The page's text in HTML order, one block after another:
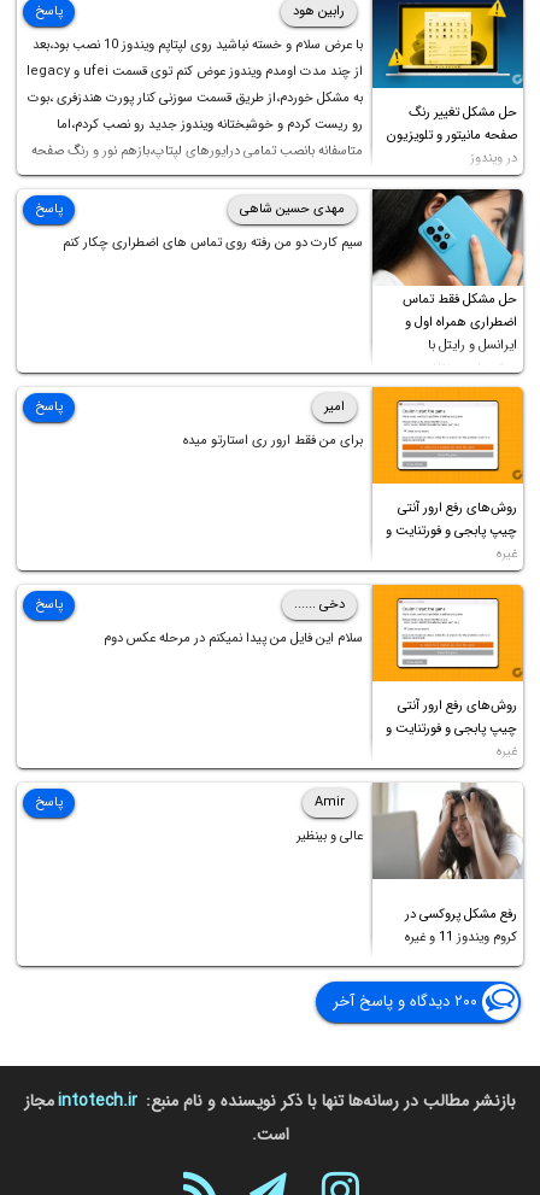
حل مشکل تغییر رنگ
صفحه مانیتور و تلویزیون
در ویندوز
رابین هود
با عرض سلام و خسته نباشید روی لپتاپم ویندوز 10 نصب بود،بعد
از چند مدت اومدم ویندوز عوض کنم توی قسمت ufei و legacy
به مشکل خوردم،از طریق قسمت سوزنی کنار پورت هندزفری ،بوت
رو ریست کردم و خوشبختانه ویندوز جدید رو نصب کردم،اما
متاسفانه بانصب تمامی درایورهای لپتاپ،بازهم نور و رنگ صفحه
چه موقع کار چه موقع پخش فیلم مثل سابق نیست(نور زیاده و بی
کیفیت)،با ابدیت کردن کارت گرافیک،کالیبره کردن و غیره هم نور و
رنگ درست نشد (انگار تصویر ماته)، خواهشمند است راهنمایی
فرمایید باتشکر
پاسخ
حل مشکل فقط تماس
اضطراری همراه اول و
ایرانسل و رایتل با
روش‌های مختلف
مهدی حسین شاهی
سیم کارت دو من رفته روی تماس های اضطراری چکار کنم
پاسخ
روش‌های رفع ارور آنتی
چیپ پابجی و فورتنایت و
غیره
امیر
برای من فقط ارور ری استارتو میده
پاسخ
روش‌های رفع ارور آنتی
چیپ پابجی و فورتنایت و
غیره
دخی ......
سلام این فایل من پیدا نمیکنم در مرحله عکس دوم
پاسخ
رفع مشکل پروکسی در
کروم ویندوز 11 و غیره
Amir
عالی و بینظیر
پاسخ
۲۰۰ دیدگاه و پاسخ آخر
بازنشر مطالب در رسانه‌ها تنها با ذکر نویسنده و نام منبع: intotech.irمجاز
است.